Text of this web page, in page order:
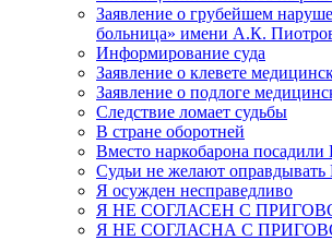
Заявление о грубейшем
больница» имени А.К.
Информирование суда
Заявление о клевете
Заявление о подлоге
Следствие ломает судьбы
В стране оборотней
Вместо наркобарона
Судьи не желают
Я осужден несправедливо
Я НЕ СОГЛАСЕН С
Я НЕ СОГЛАСНА С